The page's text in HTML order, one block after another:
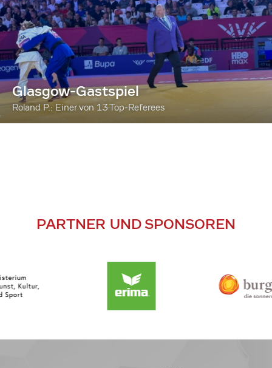
Glasgow-Gastspiel
Roland P.: Einer von 13 Top-Referees
PARTNER UND SPONSOREN